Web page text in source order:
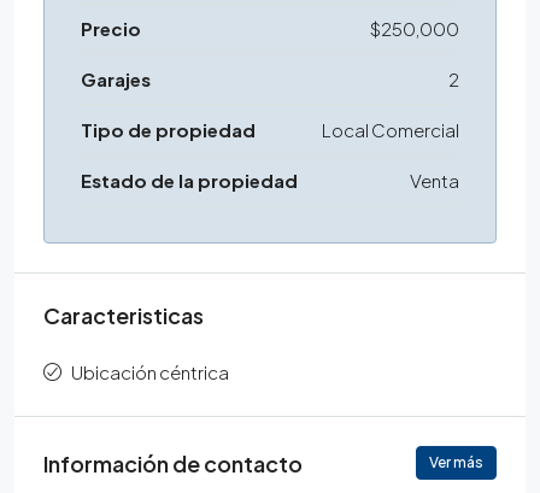
Precio $250,000
Garajes 2
Tipo de propiedad Local Comercial
Estado de la propiedad Venta
Caracteristicas
Ubicación céntrica
Información de contacto Ver más